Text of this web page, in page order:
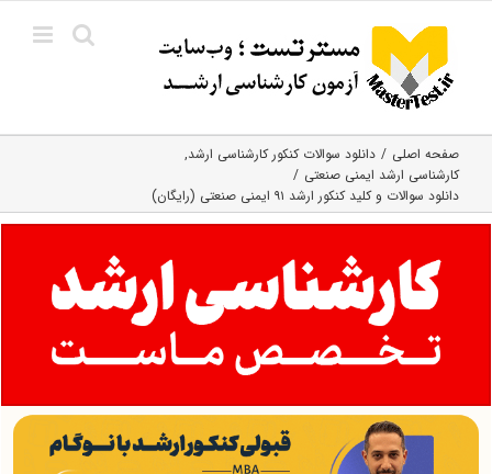
content
صفحه اصلی
دانلود سوالات کنکور کارشناسی ارشد
کارشناسی ارشد ایمنی صنعتی
دانلود سوالات و کلید کنکور ارشد ۹۱ ایمنی صنعتی (رایگان)